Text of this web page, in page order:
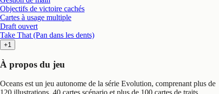
Objectifs de victoire cachés
Cartes à usage multiple
Draft ouvert
Take That (Pan dans les dents)
+1
À propos du jeu
Oceans est un jeu autonome de la série Evolution, comprenant plus de
120 illustrations, 40 cartes scénario et plus de 100 cartes de traits